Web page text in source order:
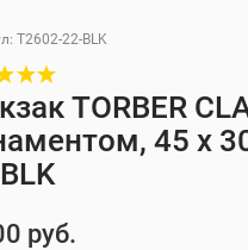
T2602-22-BLK
TORBER
45 x
руб.